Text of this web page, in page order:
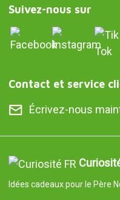
Suivez-nous sur
Contact et service
Écrivez-nous
Idées cadeaux pour le Père